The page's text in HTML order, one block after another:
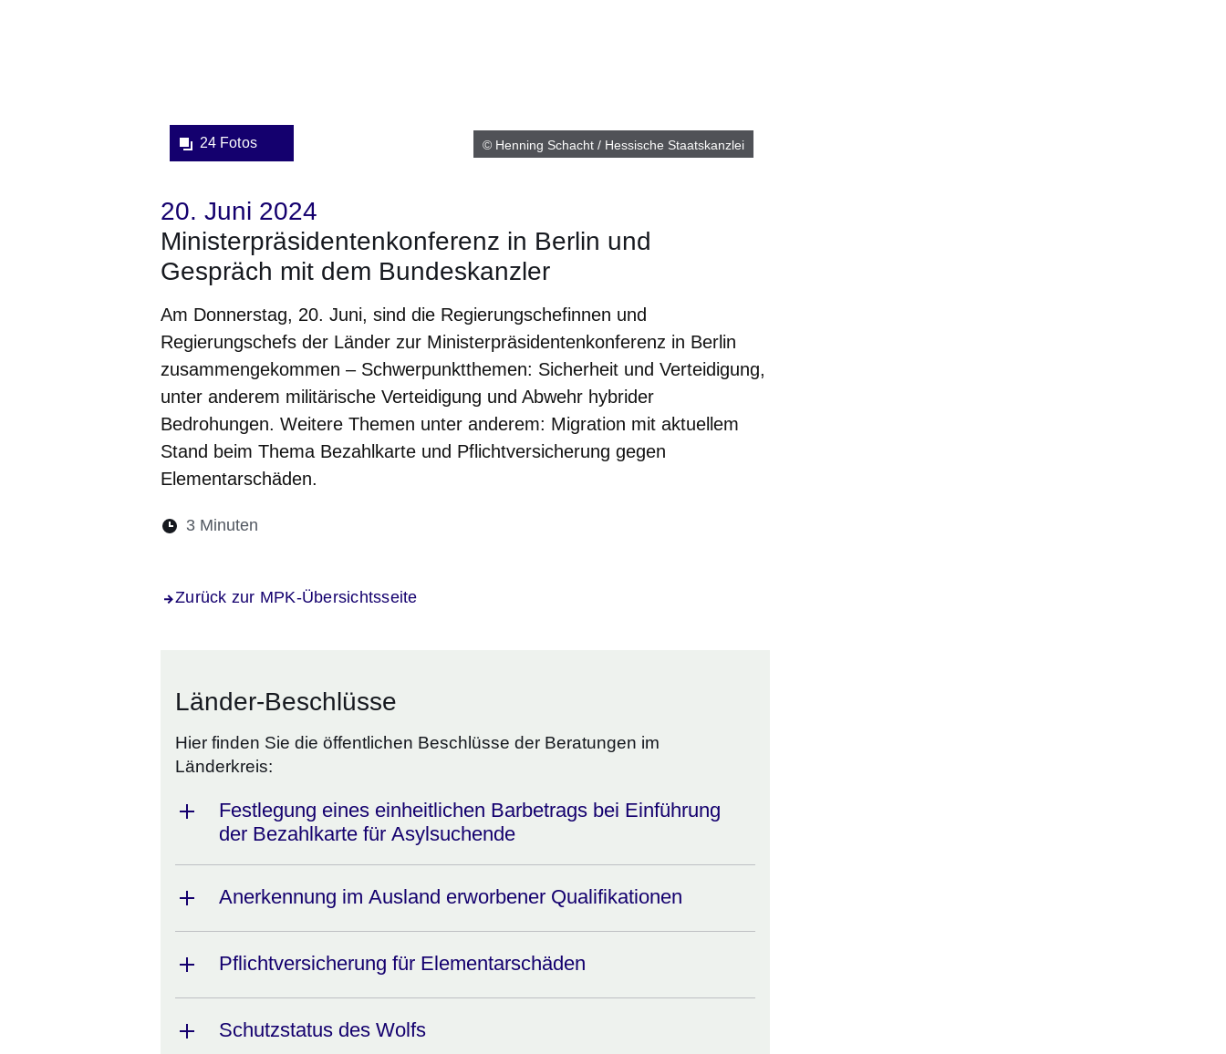
24 Fotos © Henning Schacht / Hessische Staatskanzlei
20. Juni 2024
Ministerpräsidentenkonferenz in Berlin und
Gespräch mit dem Bundeskanzler
Am Donnerstag, 20. Juni, sind die Regierungschefinnen und
Regierungschefs der Länder zur Ministerpräsidentenkonferenz in Berlin
zusammengekommen – Schwerpunktthemen: Sicherheit und Verteidigung,
unter anderem militärische Verteidigung und Abwehr hybrider
Bedrohungen. Weitere Themen unter anderem: Migration mit aktuellem
Stand beim Thema Bezahlkarte und Pflichtversicherung gegen
Elementarschäden.
Lesedauer:
3 Minuten
Zurück zur MPK-Übersichtsseite
Länder-Beschlüsse
Hier finden Sie die öffentlichen Beschlüsse der Beratungen im
Länderkreis:
Festlegung eines einheitlichen Barbetrags bei Einführung
der Bezahlkarte für Asylsuchende
Anerkennung im Ausland erworbener Qualifikationen
Pflichtversicherung für Elementarschäden
Schutzstatus des Wolfs